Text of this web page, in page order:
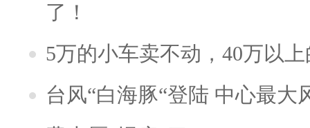
了！
5万的小车卖不动，40万以
台风“白海豚“登陆 中心最大